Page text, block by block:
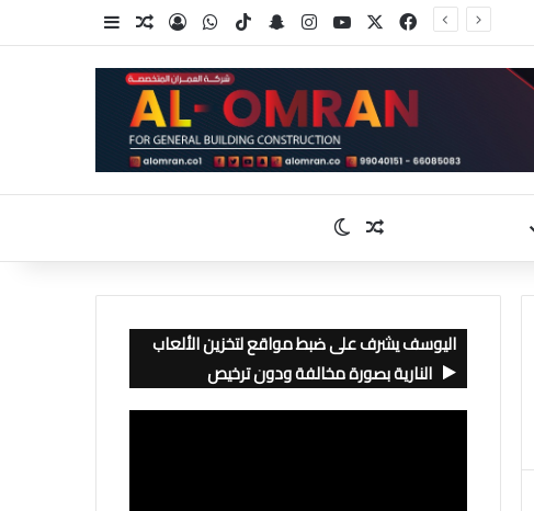
فيسبوك ‫YouTubeانستقرامسناب تشات
‫TikTok واتسابتسجيل الدخولمقال عشوائي
مقال عشوائي
اليوسف يشرف على ضبط مواقع لتخزين الألعاب
النارية بصورة مخالفة ودون ترخيص